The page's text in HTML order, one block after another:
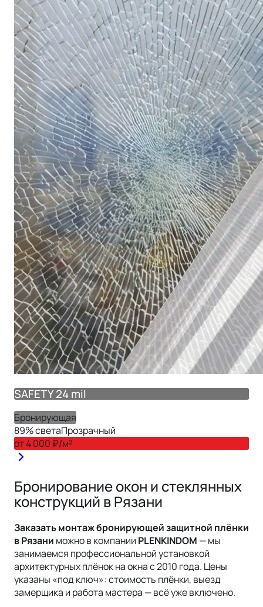
SAFETY 24 mil
Бронирующая
89% светаПрозрачный
от4 000 ₽/м²
Бронирование окон и стеклянных
конструкций в Рязани
Заказать монтажбронирующей защитной плёнки
в Рязани можно в компании PLENKINDOM — мы
занимаемся профессиональной установкой
архитектурных плёнок на окна с 2010 года. Цены
указаны «под ключ»: стоимость плёнки, выезд
замерщика и работа мастера — всё уже включено.